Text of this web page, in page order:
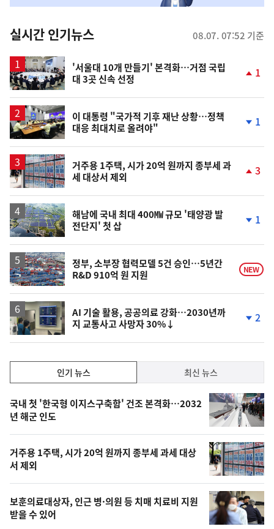
뉴
스
실시간 인기뉴스 08.07. 07:52 기준
'서울대 10개 만들기' 본격화…거점 국립
대 3곳 신속 선정
계
1
이 대통령 "국가적 기후 재난 상황…정책
대응 최대치로 올려야"
계
1
거주용 1주택, 시가 20억 원까지 종부세 과
세 대상서 제외
계
3
해남에 국내 최대 400㎿ 규모 '태양광 발
전단지' 첫 삽
계
락
1
정부, 소부장 협력모델 5건 승인…5년간
R&D 910억 원 지원
NEW
AI 기술 활용, 공공의료 강화…2030년까
지 교통사고 사망자 30%↓
계
락
2
기,
최
신,
오
늘
의
영
상
인기 뉴스 최신 뉴스
기
뉴
스
국내 첫 '한국형 이지스구축함' 건조 본격화…2032
년 해군 인도
거주용 1주택, 시가 20억 원까지 종부세 과세 대상
서 제외
보훈의료대상자, 인근 병·의원 등 치매 치료비 지원
받을 수 있어